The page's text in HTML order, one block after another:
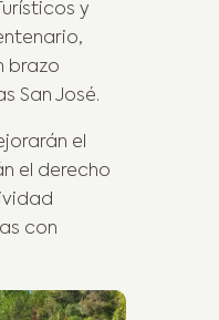
y
brazo
San José.
el
el derecho
con